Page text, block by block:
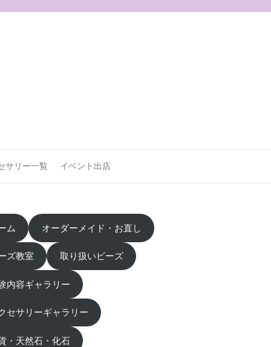
サリー一覧 イベント出店
ム オーダーメイド・お直し
ズ教室 取り扱いビーズ
内容ギャラリー
セサリーギャラリー
・天然石・化石